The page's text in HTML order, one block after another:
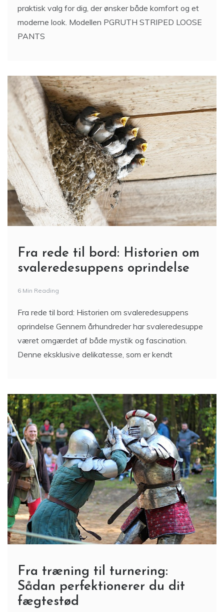
praktisk valg for dig, der ønsker både komfort og et
moderne look. Modellen PGRUTH STRIPED LOOSE
PANTS
Fra rede til bord: Historien om
svaleredesuppens oprindelse
6 Min Reading
Fra rede til bord: Historien om svaleredesuppens
oprindelse Gennem århundreder har svaleredesuppe
været omgærdet af både mystik og fascination.
Denne eksklusive delikatesse, som er kendt
Fra træning til turnering:
Sådan perfektionerer du dit
fægtestød